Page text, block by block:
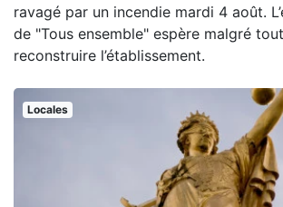
ravagé par un incendie mardi 4 août.
de "Tous ensemble" espère malgré
reconstruire l’établissement.
Locales